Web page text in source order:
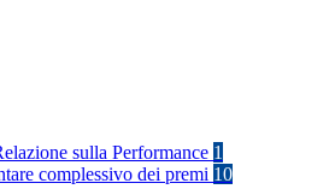
sulla Performance 1
complessivo dei premi 10